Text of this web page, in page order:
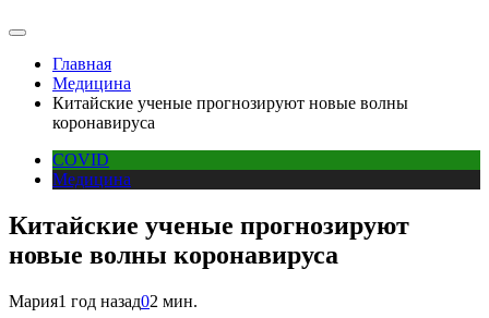
Главная
Медицина
Китайские ученые прогнозируют новые волны
коронавируса
COVID
Медицина
Китайские ученые прогнозируют
новые волны коронавируса
Мария1 год назад02 мин.